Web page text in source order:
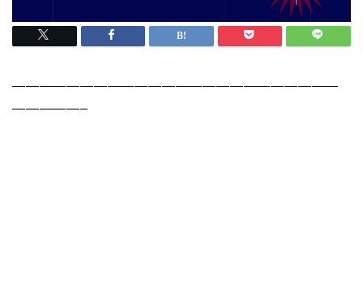
————————————————————————
—————–